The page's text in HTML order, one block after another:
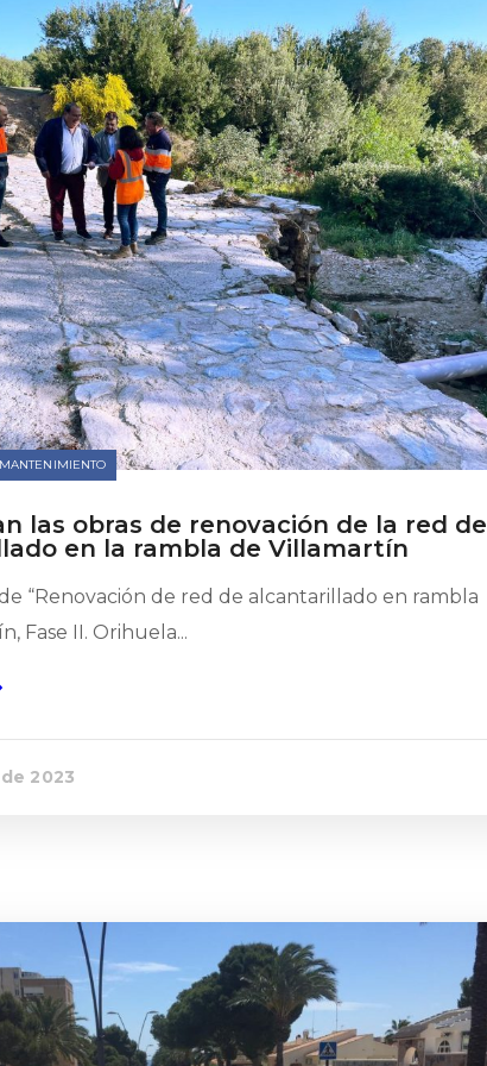
las obras de renovación de la red de
en la rambla de Villamartín
“Renovación de red de alcantarillado en rambla
Fase II. Orihuela...
2023